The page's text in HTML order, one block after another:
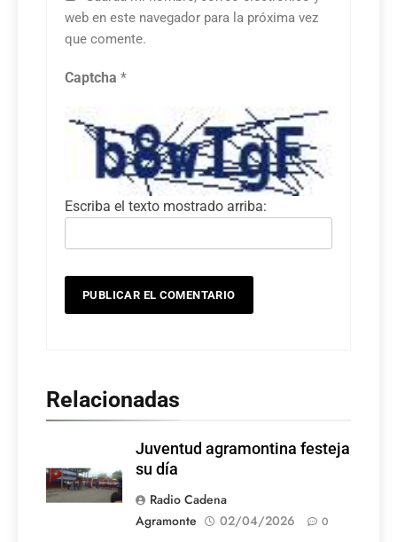
web en este navegador para la próxima vez
que comente.
Captcha *
Escriba el texto mostrado arriba:
Relacionadas
Juventud agramontina festeja
su día
Radio Cadena
Agramonte
02/04/2026 0